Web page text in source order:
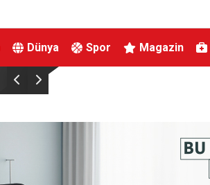
Dünya Spor Magazin
Kardeş kavgası babayı yola, polisi sokağa döktü